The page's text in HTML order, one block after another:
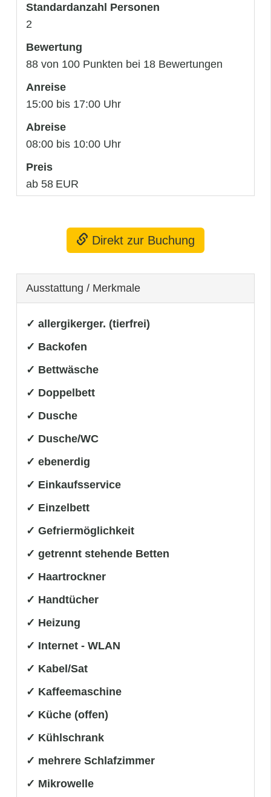
Standardanzahl Personen
2
Bewertung
88 von 100 Punkten bei 18 Bewertungen
Anreise
15:00 bis 17:00 Uhr
Abreise
08:00 bis 10:00 Uhr
Preis
ab 58 EUR
Direkt zur Buchung
Ausstattung / Merkmale
✓ allergikerger. (tierfrei)
✓ Backofen
✓ Bettwäsche
✓ Doppelbett
✓ Dusche
✓ Dusche/WC
✓ ebenerdig
✓ Einkaufsservice
✓ Einzelbett
✓ Gefriermöglichkeit
✓ getrennt stehende Betten
✓ Haartrockner
✓ Handtücher
✓ Heizung
✓ Internet - WLAN
✓ Kabel/Sat
✓ Kaffeemaschine
✓ Küche (offen)
✓ Kühlschrank
✓ mehrere Schlafzimmer
✓ Mikrowelle